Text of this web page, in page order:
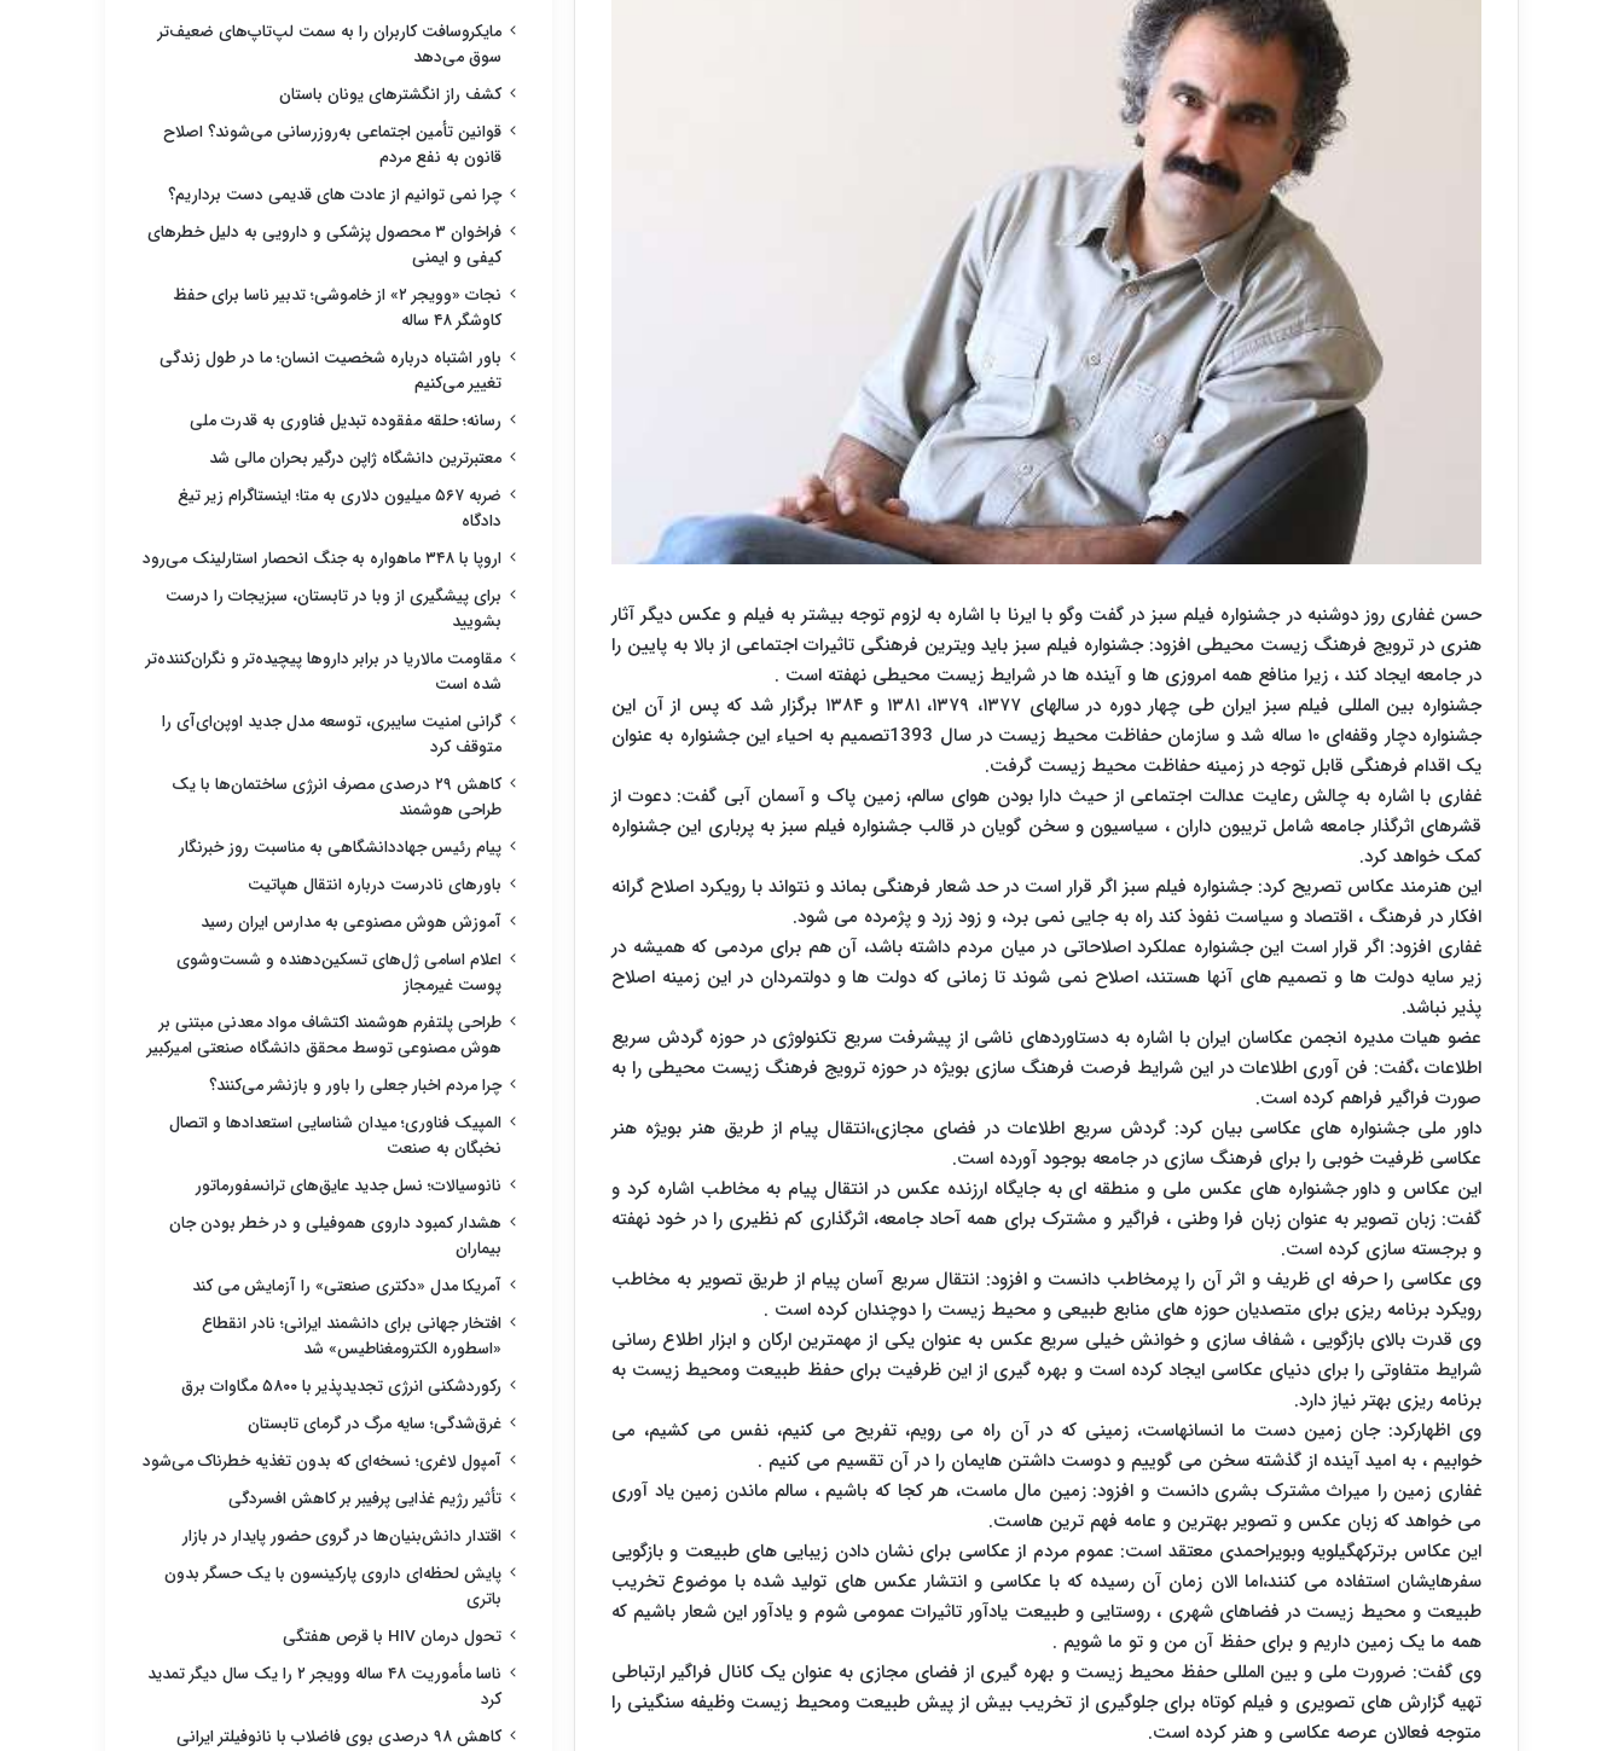
حسن غفاری روز دوشنبه در جشنواره فیلم سبز در گفت وگو با ایرنا با اشاره به لزوم توجه بیشتر به فیلم و عکس دیگر آثار
هنری در ترویج فرهنگ زیست محیطی افزود: جشنواره فیلم سبز باید ویترین فرهنگی تاثیرات اجتماعی از بالا به پایین را
در جامعه ایجاد کند ، زیرا منافع همه امروزی ها و آینده ها در شرایط زیست محیطی نهفته است .
جشنواره بین المللی فیلم سبز ایران طی چهار دوره در سالهای ۱۳۷۷، ۱۳۷۹، ۱۳۸۱ و ۱۳۸۴ برگزار شد که پس از آن این
جشنواره دچار وقفه‌ای ۱۰ ساله شد و سازمان حفاظت محیط زیست در سال 1393تصمیم به احیاء این جشنواره به عنوان
یک اقدام فرهنگی قابل توجه در زمینه حفاظت محیط زیست‌ گرفت.
غفاری با اشاره به چالش رعایت عدالت اجتماعی از حیث دارا بودن هوای سالم، زمین پاک و آسمان آبی گفت: دعوت از
قشرهای اثرگذار جامعه شامل تریبون داران ، سیاسیون و سخن گویان در قالب جشنواره فیلم سبز به پرباری این جشنواره
کمک خواهد کرد.
این هنرمند عکاس تصریح کرد: جشنواره فیلم سبز اگر قرار است در حد شعار فرهنگی بماند و نتواند با رویکرد اصلاح گرانه
افکار در فرهنگ ، اقتصاد و سیاست نفوذ کند راه به جایی نمی برد، و زود زرد و پژمرده می شود.
غفاری افزود: اگر قرار است این جشنواره عملکرد اصلاحاتی در میان مردم داشته باشد، آن هم برای مردمی که همیشه در
زیر سایه دولت ها و تصمیم های آنها هستند، اصلاح نمی شوند تا زمانی که دولت ها و دولتمردان در این زمینه اصلاح
پذیر نباشد.
عضو هیات مدیره انجمن عکاسان ایران با اشاره به دستاوردهای ناشی از پیشرفت سریع تکنولوژی در حوزه گردش سریع
اطلاعات ،گفت: فن آوری اطلاعات در این شرایط فرصت فرهنگ سازی بویژه در حوزه ترویج فرهنگ زیست محیطی را به
صورت فراگیر فراهم کرده است.
داور ملی جشنواره های عکاسی بیان کرد: گردش سریع اطلاعات در فضای مجازی،انتقال پیام از طریق هنر بویژه هنر
عکاسی ظرفیت خوبی را برای فرهنگ سازی در جامعه بوجود آورده است.
این عکاس و داور جشنواره های عکس ملی و منطقه ای به جایگاه ارزنده عکس در انتقال پیام به مخاطب اشاره کرد و
گفت: زبان تصویر به عنوان زبان فرا وطنی ، فراگیر و مشترک برای همه آحاد جامعه، اثرگذاری کم نظیری را در خود نهفته
و برجسته سازی کرده است.
وی عکاسی را حرفه ای ظریف و اثر آن را پرمخاطب دانست و افزود: انتقال سریع آسان پیام از طریق تصویر به مخاطب
رویکرد برنامه ریزی برای متصدیان حوزه های منابع طبیعی و محیط زیست را دوچندان کرده است .
وی قدرت بالای بازگویی ، شفاف سازی و خوانش خیلی سریع عکس به عنوان یکی از مهمترین ارکان و ابزار اطلاع رسانی
شرایط متفاوتی را برای دنیای عکاسی ایجاد کرده است و بهره گیری از این ظرفیت برای حفظ طبیعت ومحیط زیست به
برنامه ریزی بهتر نیاز دارد.
وی اظهارکرد: جان زمین دست ما انسانهاست، زمینی که در آن راه می رویم، تفریح می کنیم، نفس می کشیم، می
خوابیم ، به امید آینده از گذشته سخن می گوییم و دوست داشتن هایمان را در آن تقسیم می کنیم .
غفاری زمین را میراث مشترک بشری دانست و افزود: زمین مال ماست، هر کجا که باشیم ، سالم ماندن زمین یاد آوری
می خواهد که زبان عکس و تصویر بهترین و عامه فهم ترین هاست.
این عکاس برترکهگیلویه وبویراحمدی معتقد است: عموم مردم از عکاسی برای نشان دادن زیبایی های طبیعت و بازگویی
سفرهایشان استفاده می کنند،اما الان زمان آن رسیده که با عکاسی و انتشار عکس های تولید شده با موضوع تخریب
طبیعت و محیط زیست در فضاهای شهری ، روستایی و طبیعت یادآور تاثیرات عمومی شوم و یادآور این شعار باشیم که
همه ما یک زمین داریم و برای حفظ آن من و تو ما شویم .
وی گفت: ضرورت ملی و بین المللی حفظ محیط زیست و بهره گیری از فضای مجازی به عنوان یک کانال فراگیر ارتباطی
تهیه گزارش های تصویری و فیلم کوتاه برای جلوگیری از تخریب بیش از پیش طبیعت ومحیط زیست وظیفه سنگینی را
متوجه فعالان عرصه عکاسی و هنر کرده است.
مایکروسافت کاربران را به سمت لپ‌تاپ‌های ضعیف‌تر
سوق می‌دهد
کشف راز انگشترهای یونان باستان
قوانین تأمین اجتماعی به‌روزرسانی می‌شوند؟ اصلاح
قانون به نفع مردم
چرا نمی توانیم از عادت های قدیمی دست برداریم؟
فراخوان ۳ محصول پزشکی و دارویی به دلیل خطرهای
کیفی و ایمنی
نجات «وویجر ۲» از خاموشی؛ تدبیر ناسا برای حفظ
کاوشگر ۴۸ ساله
باور اشتباه درباره شخصیت انسان؛ ما در طول زندگی
تغییر می‌کنیم
رسانه؛ حلقه مفقوده تبدیل فناوری به قدرت ملی
معتبرترین دانشگاه ژاپن درگیر بحران مالی شد
ضربه ۵۶۷ میلیون دلاری به متا؛ اینستاگرام زیر تیغ
دادگاه
اروپا با ۳۴۸ ماهواره به جنگ انحصار استارلینک می‌رود
برای پیشگیری از وبا در تابستان، سبزیجات را درست
بشویید
مقاومت مالاریا در برابر داروها پیچیده‌تر و نگران‌کننده‌تر
شده است
گرانی امنیت سایبری، توسعه مدل جدید اوپن‌ای‌آی را
متوقف کرد
کاهش ۲۹ درصدی مصرف انرژی ساختمان‌ها با یک
طراحی هوشمند
پیام رئیس جهاددانشگاهی به مناسبت روز خبرنگار
باورهای نادرست درباره انتقال هپاتیت
آموزش هوش مصنوعی به مدارس ایران رسید
اعلام اسامی ژل‌های تسکین‌دهنده و شست‌وشوی
پوست غیرمجاز
طراحی پلتفرم هوشمند اکتشاف مواد معدنی مبتنی بر
هوش مصنوعی توسط محقق دانشگاه صنعتی امیرکبیر
چرا مردم اخبار جعلی را باور و بازنشر می‌کنند؟
المپیک فناوری؛ میدان شناسایی استعدادها و اتصال
نخبگان به صنعت
نانوسیالات؛ نسل جدید عایق‌های ترانسفورماتور
هشدار کمبود داروی هموفیلی و در خطر بودن جان
بیماران
آمریکا مدل «دکتری صنعتی» را آزمایش می کند
افتخار جهانی برای دانشمند ایرانی؛ نادر انقطاع
«اسطوره الکترومغناطیس» شد
رکوردشکنی انرژی تجدیدپذیر با ۵۸۰۰ مگاوات برق
غرق‌شدگی؛ سایه مرگ در گرمای تابستان
آمپول لاغری؛ نسخه‌ای که بدون تغذیه خطرناک می‌شود
تأثیر رژیم غذایی پرفیبر بر کاهش افسردگی
اقتدار دانش‌بنیان‌ها در گروی حضور پایدار در بازار
پایش لحظه‌ای داروی پارکینسون با یک حسگر بدون
باتری
تحول درمان HIV با قرص هفتگی
ناسا مأموریت ۴۸ ساله وویجر ۲ را یک سال دیگر تمدید
کرد
کاهش ۹۸ درصدی بوی فاضلاب با نانوفیلتر ایرانی